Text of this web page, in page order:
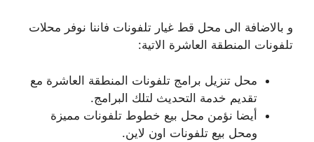
و بالاضافة الى محل قط غيار تلفونات فاننا نوفر محلات
تلفونات المنطقة العاشرة الاتية:
محل تنزيل برامج تلفونات المنطقة العاشرة مع
تقديم خدمة التحديث لتلك البرامج.
أيضا نؤمن محل بيع خطوط تلفونات مميزة
ومحل بيع تلفونات اون لاين.